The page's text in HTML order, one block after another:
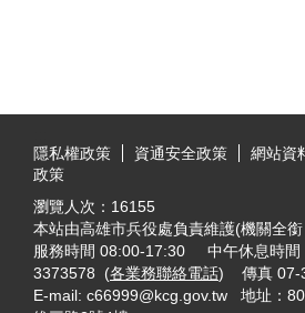
隱私權政策
資通安全政策 網站資
政策
瀏覽人次： 16155
本站由高雄市兵役處負責維護(機關全
服務時間 08:00-17:30 中午休息時
3373578 (各業務聯絡電話) 傳真 07-
E-mail: c66999@kcg.gov.tw 地址：